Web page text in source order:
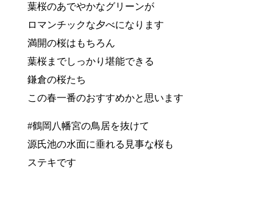
葉桜のあでやかなグリーンが
ロマンチックな夕べになります
満開の桜はもちろん
葉桜までしっかり堪能できる
鎌倉の桜たち
この春一番のおすすめかと思います
#鶴岡八幡宮の鳥居を抜けて
源氏池の水面に垂れる見事な桜も
ステキです